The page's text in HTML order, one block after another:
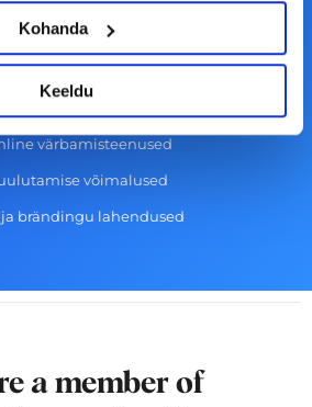
Kohanda
Keeldu
Tööandjale
värbamisteenused
võimalused
brändingu lahendused
a member of